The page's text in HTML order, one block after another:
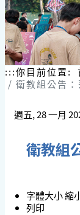
:::你目前位置:
衛教組公告
週五, 28 一月
衛教組
字體大小縮
列印